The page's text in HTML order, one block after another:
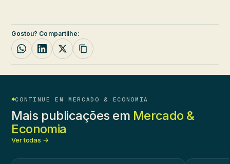
Gostou? Compartilhe:
CONTINUE EM MERCADO & ECONOMIA
Mais publicações em Mercado &
Economia
Ver todas →